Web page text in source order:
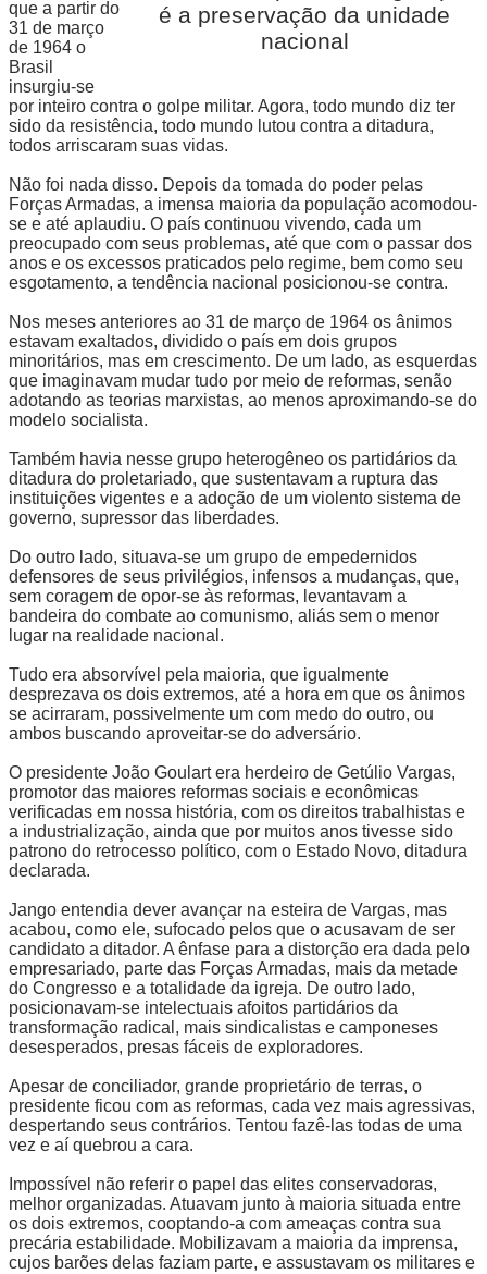
é a preservação da unidade
nacional
que a partir do
31 de março
de 1964 o
Brasil
insurgiu-se
por inteiro contra o golpe militar. Agora, todo mundo diz ter
sido da resistência, todo mundo lutou contra a ditadura,
todos arriscaram suas vidas.
Não foi nada disso. Depois da tomada do poder pelas
Forças Armadas, a imensa maioria da população acomodou-
se e até aplaudiu. O país continuou vivendo, cada um
preocupado com seus problemas, até que com o passar dos
anos e os excessos praticados pelo regime, bem como seu
esgotamento, a tendência nacional posicionou-se contra.
Nos meses anteriores ao 31 de março de 1964 os ânimos
estavam exaltados, dividido o país em dois grupos
minoritários, mas em crescimento. De um lado, as esquerdas
que imaginavam mudar tudo por meio de reformas, senão
adotando as teorias marxistas, ao menos aproximando-se do
modelo socialista.
Também havia nesse grupo heterogêneo os partidários da
ditadura do proletariado, que sustentavam a ruptura das
instituições vigentes e a adoção de um violento sistema de
governo, supressor das liberdades.
Do outro lado, situava-se um grupo de empedernidos
defensores de seus privilégios, infensos a mudanças, que,
sem coragem de opor-se às reformas, levantavam a
bandeira do combate ao comunismo, aliás sem o menor
lugar na realidade nacional.
Tudo era absorvível pela maioria, que igualmente
desprezava os dois extremos, até a hora em que os ânimos
se acirraram, possivelmente um com medo do outro, ou
ambos buscando aproveitar-se do adversário.
O presidente João Goulart era herdeiro de Getúlio Vargas,
promotor das maiores reformas sociais e econômicas
verificadas em nossa história, com os direitos trabalhistas e
a industrialização, ainda que por muitos anos tivesse sido
patrono do retrocesso político, com o Estado Novo, ditadura
declarada.
Jango entendia dever avançar na esteira de Vargas, mas
acabou, como ele, sufocado pelos que o acusavam de ser
candidato a ditador. A ênfase para a distorção era dada pelo
empresariado, parte das Forças Armadas, mais da metade
do Congresso e a totalidade da igreja. De outro lado,
posicionavam-se intelectuais afoitos partidários da
transformação radical, mais sindicalistas e camponeses
desesperados, presas fáceis de exploradores.
Apesar de conciliador, grande proprietário de terras, o
presidente ficou com as reformas, cada vez mais agressivas,
despertando seus contrários. Tentou fazê-las todas de uma
vez e aí quebrou a cara.
Impossível não referir o papel das elites conservadoras,
melhor organizadas. Atuavam junto à maioria situada entre
os dois extremos, cooptando-a com ameaças contra sua
precária estabilidade. Mobilizavam a maioria da imprensa,
cujos barões delas faziam parte, e assustavam os militares e